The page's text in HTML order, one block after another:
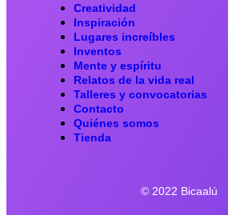
Creatividad
Inspiración
Lugares increíbles
Inventos
Mente y espíritu
Relatos de la vida real
Talleres y convocatorias
Contacto
Quiénes somos
Tienda
© 2022 Bicaalú